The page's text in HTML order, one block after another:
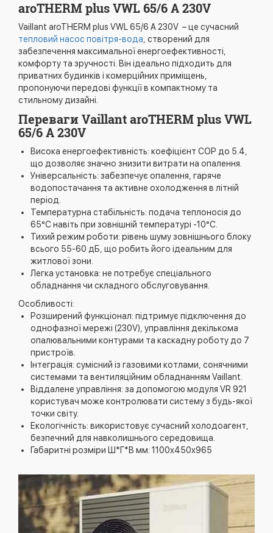
aroTHERM plus VWL 65/6 A 230V
Vaillant aroTHERM plus VWL 65/6 A 230V – це сучасний
тепловий насос повітря-вода , створений для
забезпечення максимальної енергоефективності,
комфорту та зручності. Він ідеально підходить для
приватних будинків і комерційних приміщень,
пропонуючи передові функції в компактному та
стильному дизайні.
Переваги Vaillant aroTHERM plus VWL
65/6 A 230V
Висока енергоефективність: коефіцієнт COP до 5.4,
що дозволяє значно знизити витрати на опалення.
Універсальність: забезпечує опалення, гаряче
водопостачання та активне охолодження в літній
період.
Температурна стабільність: подача теплоносія до
65°C навіть при зовнішній температурі -10°C.
Тихий режим роботи: рівень шуму зовнішнього блоку
всього 55-60 дБ, що робить його ідеальним для
житлової зони.
Легка установка: не потребує спеціального
обладнання чи складного обслуговування.
Особливості:
Розширений функціонал: підтримує підключення до
однофазної мережі (230V), управління декількома
опалювальними контурами та каскадну роботу до 7
пристроїв.
Інтеграція: сумісний із газовими котлами, сонячними
системами та вентиляційним обладнанням Vaillant.
Віддалене управління: за допомогою модуля VR 921
користувач може контролювати систему з будь-якої
точки світу.
Екологічність: використовує сучасний холодоагент,
безпечний для навколишнього середовища.
Габаритні розміри Ш*Г*В мм: 1100x450x965